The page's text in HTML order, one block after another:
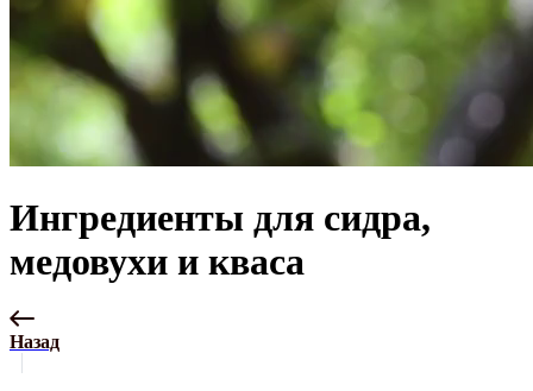
Ингредиенты для сидра,
медовухи и кваса
Назад